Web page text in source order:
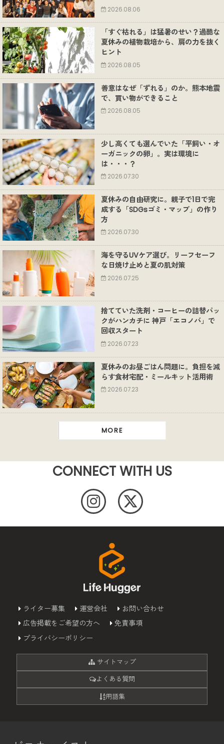
2026.08.06
「すぐ枯れる」は猛暑のせい？過酷な
夏休みの植物栽培から、肩の力を抜く
ヒント
2026.08.05
善意はなぜ「ずれる」のか。熊本地震
で、買い物ができること
2026.08.05
少し高くても選んでいた「平飼い・オ
ーガニックの卵」。実は環境に
は・・・？
2026.07.30
夏休みの自由研究に。親子で1日で完
成する「SDGsゴミ・マップ」の作り
方
2026.07.30
海を守るUVケア選び。リーフセーフ
な日焼け止めと夏の肌対策
2026.07.25
捨てていた洗剤・コーヒーの詰替パッ
クがハンカチに 神戸「エコノバ」で
回収スタート
2026.07.23
夏休みのお昼ごはん問題に。負担を減
らす食材宅配・ミールキット活用術
2026.07.23
MORE
CONNECT WITH US
ライター募集 運営会社
お問い合わせ
広告掲載をご希望の方へ
免責事項
プライバシーポリシー
サイトマップ
よくある質問
用語集